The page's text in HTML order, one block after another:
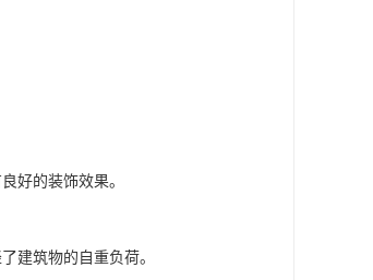
好的装饰效果。
建筑物的自重负荷。